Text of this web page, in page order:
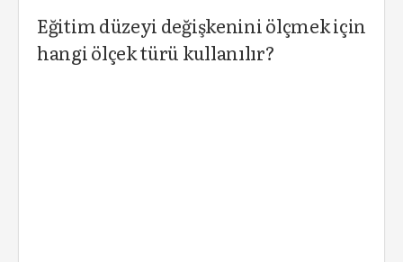
Eğitim düzeyi değişkenini ölçmek için
hangi ölçek türü kullanılır?